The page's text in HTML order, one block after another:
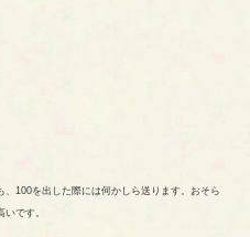
100を出した際には何かしら送ります。おそら
です。